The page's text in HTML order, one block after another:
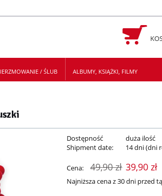
/ ŚLUB ALBUMY, KSIĄŻKI, FILMY
Dostępność
duża ilość
Shipment date:
14 dni (dni
Cena: 49,90 zł 39,90 zł
Najniższa cena z 30 dni przed